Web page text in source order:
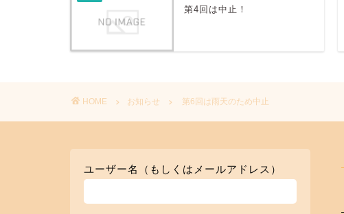
第4回は中止！
HOME お知らせ 第6回は雨天のため中止
ユーザー名（もしくはメールアドレス）